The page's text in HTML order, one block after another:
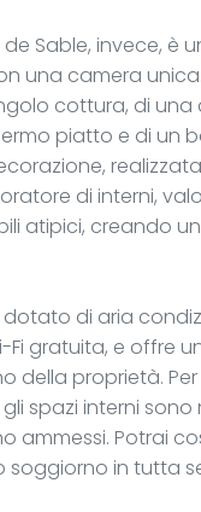
Sable, invece, è
una camera
cottura, di una
piatto e di un
di interni,
atipici, creando
di aria
Fi gratuita, e offre
della proprietà.
spazi interni
ammessi. Potrai
soggiorno in tutta